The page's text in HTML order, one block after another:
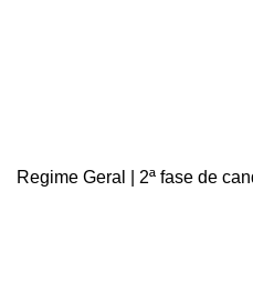
Regime Geral | 2ª fase de